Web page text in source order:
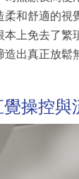
柔和舒適的視
本上免去了繁
出真正放鬆
操控與